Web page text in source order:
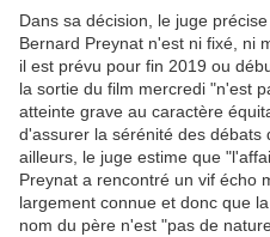
Dans sa décision, le juge
Bernard Preynat n'est ni fixé, ni
il est prévu pour fin 2019 ou
la sortie du film mercredi "n'est
atteinte grave au caractère
d'assurer la sérénité des débats
ailleurs, le juge estime que
Preynat a rencontré un vif écho
largement connue et donc que
nom du père n'est "pas de